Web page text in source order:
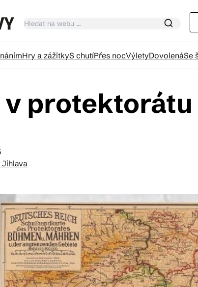
Hry a zážitkyS chutíPřes nocVýletyDovolenáSe
Kalendář akcí
Suvenýry
Praktické info
Kam vyrazit
protektorátu